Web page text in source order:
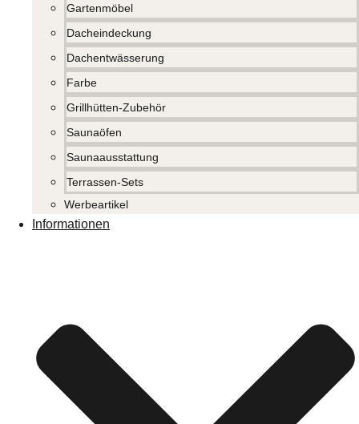
Gartenmöbel
Dacheindeckung
Dachentwässerung
Farbe
Grillhütten-Zubehör
Saunaöfen
Saunaausstattung
Terrassen-Sets
Werbeartikel
Informationen